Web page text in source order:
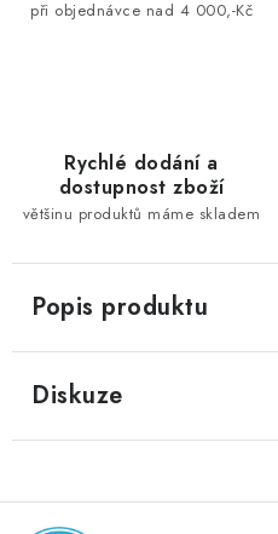
při objednávce nad 4 000,-Kč
Rychlé dodání a
dostupnost zboží
většinu produktů máme skladem
Popis produktu
Diskuze